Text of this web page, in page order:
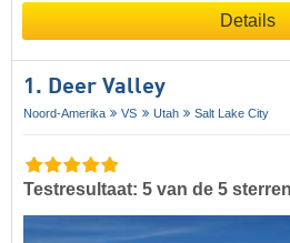
Details
1. Deer Valley
Noord-Amerika VS Utah Salt Lake City
Testresultaat: 5 van de 5 sterren